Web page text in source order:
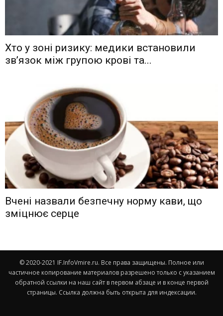
Хто у зоні ризику: медики встановили
зв’язок між групою крові та...
Вчені назвали безпечну норму кави, що
зміцнює серце
© 2020-2021 IF.InfoVmire.ru. Все права защищены. Полное или
частичное копирование материалов разрешено только с указанием
обратной ссылки на наш сайт в первом абзаце и в конце первой
страницы. Ссылка должна быть открыта для индексации.